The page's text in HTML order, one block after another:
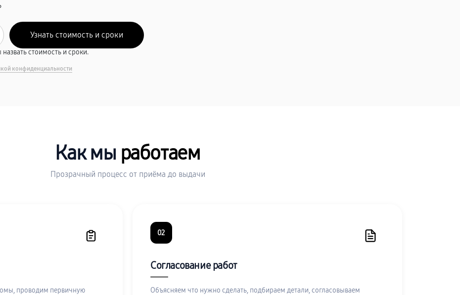
назвать стоимость и сроки.
конфиденциальности
Как мы работаем
Прозрачный процесс от приёма до выдачи
проводим первичную
02
Согласование работ
Объясняем что нужно сделать, подбираем детали, согласовываем